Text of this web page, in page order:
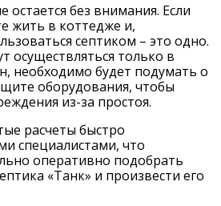
остается без внимания. Если
жить в коттедже и,
септиком – это одно.
осуществляться только в
необходимо будет подумать о
оборудования, чтобы
из-за простоя.
расчеты быстро
специалистами, что
оперативно подобрать
«Танк» и произвести его